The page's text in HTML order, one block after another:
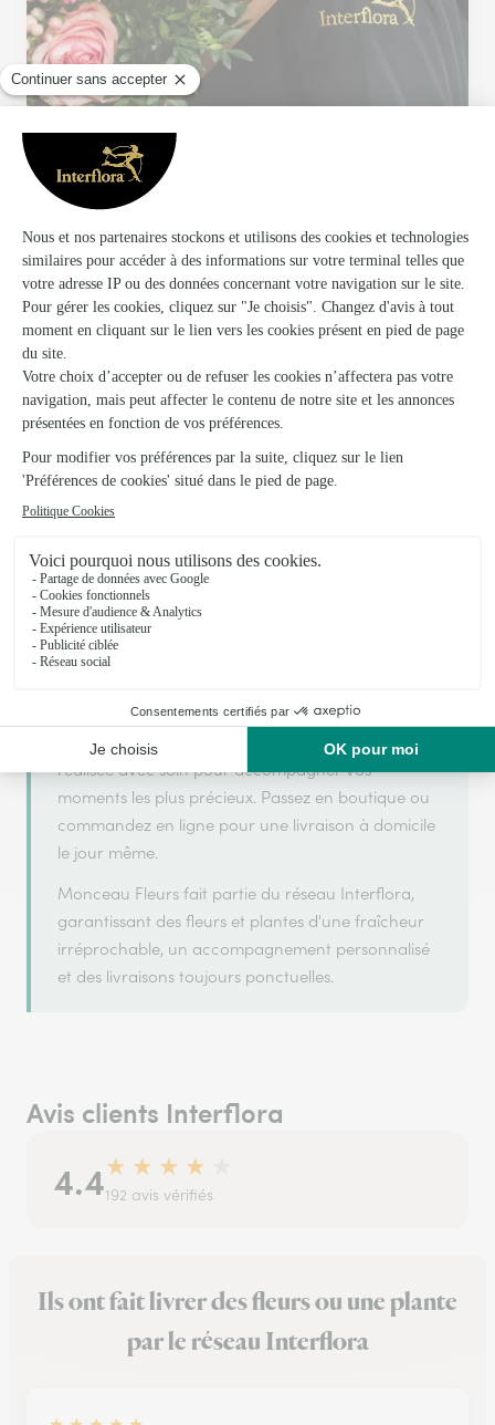
Votre fleuriste artisan à Drumettaz Clarafond
Monceau Fleurs s'appuie sur son partenariat avec
Interflora, réseau de transmission florale de
référence, pour vous garantir un service de qualité.
Drumettaz Clarafond. Avec un souci de fraîcheur
et de créativité, chaque composition florale est
réalisée avec soin pour accompagner vos
moments les plus précieux. Passez en boutique ou
commandez en ligne pour une livraison à domicile
le jour même.
Monceau Fleurs fait partie du réseau Interflora,
garantissant des fleurs et plantes d'une fraîcheur
irréprochable, un accompagnement personnalisé
et des livraisons toujours ponctuelles.
Avis clients Interflora
4.4★ ★ ★ ★
192 avis vérifiés
Ils ont fait livrer des fleurs ou une plante
par le réseau Interflora